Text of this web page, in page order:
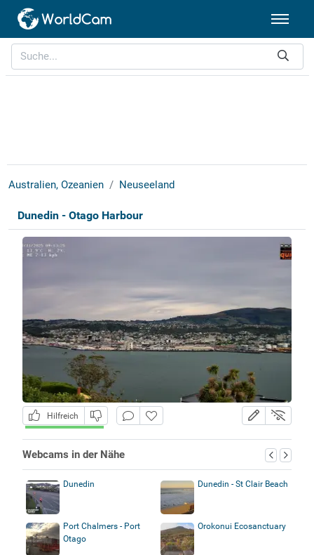
Australien, Ozeanien Neuseeland
Dunedin - Otago Harbour
Hilfreich
Webcams in der Nähe
Dunedin Dunedin - St Clair Beach
Port Chalmers - Port
Otago
Orokonui Ecosanctuary